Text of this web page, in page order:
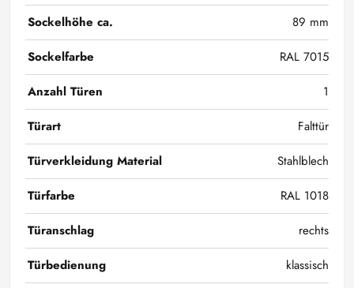
Sockelhöhe ca.
89 mm
Sockelfarbe
RAL 7015
Anzahl Türen
1
Türart
Falttür
Türverkleidung Material
Stahlblech
Türfarbe
RAL 1018
Türanschlag
rechts
Türbedienung
klassisch